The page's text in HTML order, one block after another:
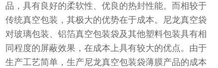
品，具有良好的柔软性、优良的热封性能。而相较于
传统真空包装，其极大的优势在于成本。尼龙真空袋
对玻璃包装、铝箔真空包装袋及其他塑料包装具有相
同程度的屏蔽效果，在成本上具有较大的优点。由于
生产工艺简单，生产尼龙真空包装袋薄膜产品的成本